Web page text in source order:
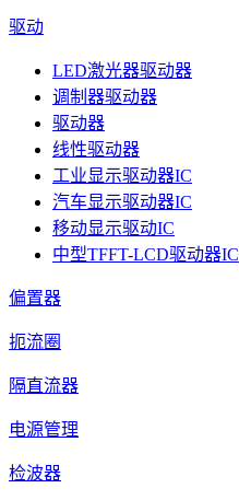
驱动
LED激光器驱动器
调制器驱动器
驱动器
线性驱动器
工业显示驱动器IC
汽车显示驱动器IC
移动显示驱动IC
中型TFFT-LCD驱动器IC
偏置器
扼流圈
隔直流器
电源管理
检波器